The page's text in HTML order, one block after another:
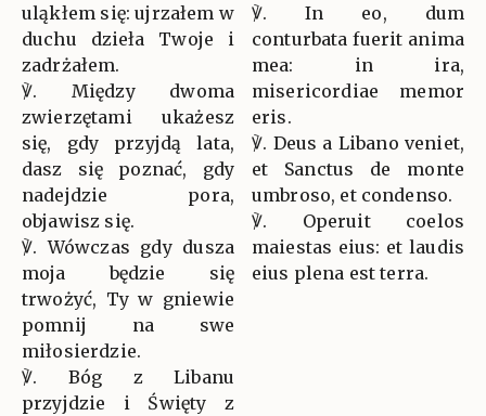
uląkłem się: ujrzałem w
duchu dzieła Twoje i
zadrżałem.
℣. Między dwoma
zwierzętami ukażesz
się, gdy przyjdą lata,
dasz się poznać, gdy
nadejdzie pora,
objawisz się.
℣. Wówczas gdy dusza
moja będzie się
trwożyć, Ty w gniewie
pomnij na swe
miłosierdzie.
℣. Bóg z Libanu
przyjdzie i Święty z
℣. In eo, dum
conturbata fuerit anima
mea: in ira,
misericordiae memor
eris.
℣. Deus a Libano veniet,
et Sanctus de monte
umbroso, et condenso.
℣. Operuit coelos
maiestas eius: et laudis
eius plena est terra.